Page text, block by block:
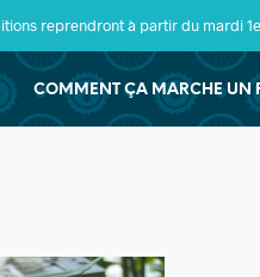
reprendront à partir du mardi
COMMENT ÇA MARCHE UN